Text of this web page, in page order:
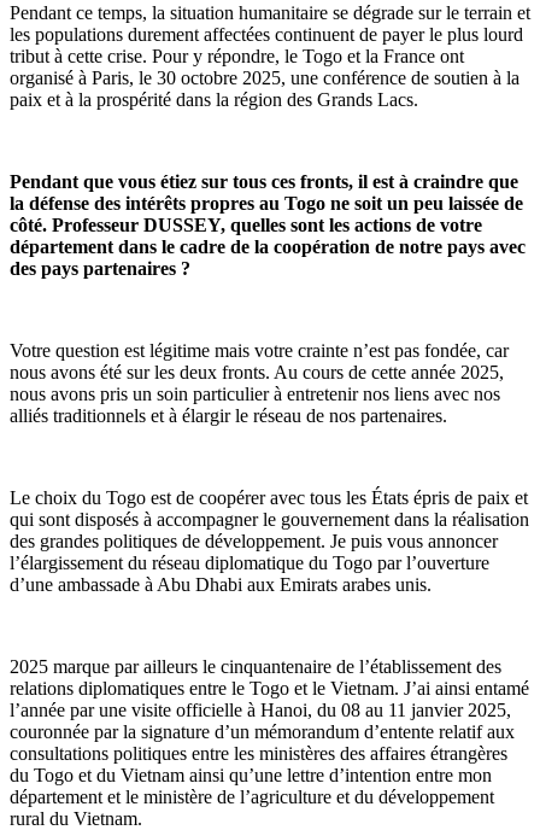
Pendant ce temps, la situation humanitaire se dégrade sur le terrain et
les populations durement affectées continuent de payer le plus lourd
tribut à cette crise. Pour y répondre, le Togo et la France ont
organisé à Paris, le 30 octobre 2025, une conférence de soutien à la
paix et à la prospérité dans la région des Grands Lacs.
Pendant que vous étiez sur tous ces fronts, il est à craindre que
la défense des intérêts propres au Togo ne soit un peu laissée de
côté. Professeur DUSSEY, quelles sont les actions de votre
département dans le cadre de la coopération de notre pays avec
des pays partenaires ?
Votre question est légitime mais votre crainte n’est pas fondée, car
nous avons été sur les deux fronts. Au cours de cette année 2025,
nous avons pris un soin particulier à entretenir nos liens avec nos
alliés traditionnels et à élargir le réseau de nos partenaires.
Le choix du Togo est de coopérer avec tous les États épris de paix et
qui sont disposés à accompagner le gouvernement dans la réalisation
des grandes politiques de développement. Je puis vous annoncer
l’élargissement du réseau diplomatique du Togo par l’ouverture
d’une ambassade à Abu Dhabi aux Emirats arabes unis.
2025 marque par ailleurs le cinquantenaire de l’établissement des
relations diplomatiques entre le Togo et le Vietnam. J’ai ainsi entamé
l’année par une visite officielle à Hanoi, du 08 au 11 janvier 2025,
couronnée par la signature d’un mémorandum d’entente relatif aux
consultations politiques entre les ministères des affaires étrangères
du Togo et du Vietnam ainsi qu’une lettre d’intention entre mon
département et le ministère de l’agriculture et du développement
rural du Vietnam.